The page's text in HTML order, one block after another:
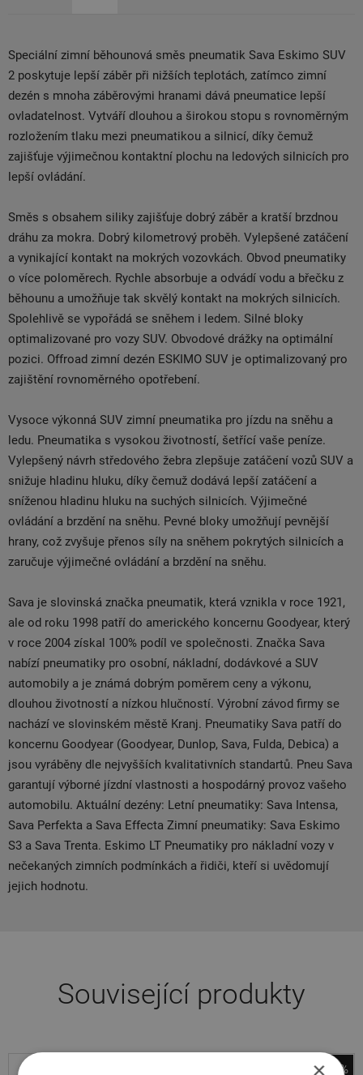
Speciální zimní běhounová směs pneumatik Sava Eskimo SUV
2 poskytuje lepší záběr při nižších teplotách, zatímco zimní
dezén s mnoha záběrovými hranami dává pneumatice lepší
ovladatelnost. Vytváří dlouhou a širokou stopu s rovnoměrným
rozložením tlaku mezi pneumatikou a silnicí, díky čemuž
zajišťuje výjimečnou kontaktní plochu na ledových silnicích pro
lepší ovládání.
Směs s obsahem siliky zajišťuje dobrý záběr a kratší brzdnou
dráhu za mokra. Dobrý kilometrový proběh. Vylepšené zatáčení
a vynikající kontakt na mokrých vozovkách. Obvod pneumatiky
o více poloměrech. Rychle absorbuje a odvádí vodu a břečku z
běhounu a umožňuje tak skvělý kontakt na mokrých silnicích.
Spolehlivě se vypořádá se sněhem i ledem. Silné bloky
optimalizované pro vozy SUV. Obvodové drážky na optimální
pozici. Offroad zimní dezén ESKIMO SUV je optimalizovaný pro
zajištění rovnoměrného opotřebení.
Vysoce výkonná SUV zimní pneumatika pro jízdu na sněhu a
ledu. Pneumatika s vysokou životností, šetřící vaše peníze.
Vylepšený návrh středového žebra zlepšuje zatáčení vozů SUV a
snižuje hladinu hluku, díky čemuž dodává lepší zatáčení a
sníženou hladinu hluku na suchých silnicích. Výjimečné
ovládání a brzdění na sněhu. Pevné bloky umožňují pevnější
hrany, což zvyšuje přenos síly na sněhem pokrytých silnicích a
zaručuje výjimečné ovládání a brzdění na sněhu.
Sava je slovinská značka pneumatik, která vznikla v roce 1921,
ale od roku 1998 patří do amerického koncernu Goodyear, který
v roce 2004 získal 100% podíl ve společnosti. Značka Sava
nabízí pneumatiky pro osobní, nákladní, dodávkové a SUV
automobily a je známá dobrým poměrem ceny a výkonu,
dlouhou životností a nízkou hlučností. Výrobní závod firmy se
nachází ve slovinském městě Kranj. Pneumatiky Sava patří do
koncernu Goodyear (Goodyear, Dunlop, Sava, Fulda, Debica) a
jsou vyráběny dle nejvyšších kvalitativních standartů. Pneu Sava
garantují výborné jízdní vlastnosti a hospodárný provoz vašeho
automobilu. Aktuální dezény: Letní pneumatiky: Sava Intensa,
Sava Perfekta a Sava Effecta Zimní pneumatiky: Sava Eskimo
S3 a Sava Trenta. Eskimo LT Pneumatiky pro nákladní vozy v
nečekaných zimních podmínkách a řidiči, kteří si uvědomují
jejich hodnotu.
Související produkty
-25%